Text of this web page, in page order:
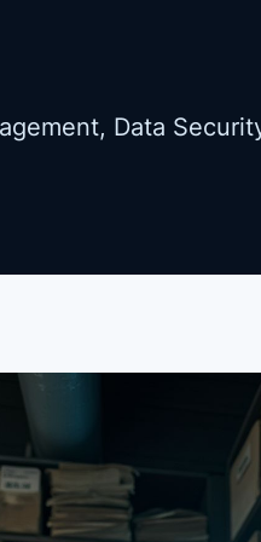
Data